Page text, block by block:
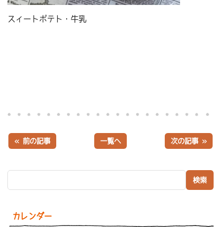
カレンダー
スィートポテト・牛乳
« 前の記事 一覧へ 次の記事 »